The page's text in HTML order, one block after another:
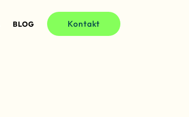
BLOG Kontakt